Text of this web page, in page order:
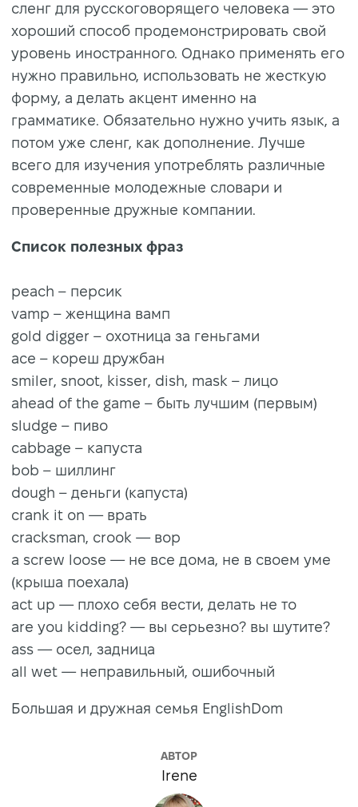
сленг для русскоговорящего человека — это
хороший способ продемонстрировать свой
уровень иностранного. Однако применять его
нужно правильно, использовать не жесткую
форму, а делать акцент именно на
грамматике. Обязательно нужно учить язык, а
потом уже сленг, как дополнение. Лучше
всего для изучения употреблять различные
современные молодежные словари и
проверенные дружные компании.
Список полезных фраз
peach – персик
vamp – женщина вамп
gold digger – охотница за геньгами
ace – кореш дружбан
smiler, snoot, kisser, dish, mask – лицо
ahead of the game – быть лучшим (первым)
sludge – пиво
cabbage – капуста
bob – шиллинг
dough – деньги (капуста)
crank it on — врать
cracksman, crook — вор
a screw loose — не все дома, не в своем уме
(крыша поехала)
act up — плохо себя вести, делать не то
are you kidding? — вы серьезно? вы шутите?
ass — осел, задница
all wet — неправильный, ошибочный
Большая и дружная семья EnglishDom
АВТОР
Irene